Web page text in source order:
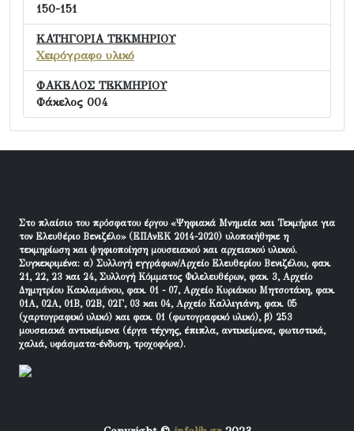
150-151
ΚΑΤΗΓΟΡΙΑ ΤΕΚΜΗΡΙΟΥ
Χειρόγραφο υλικό
ΦΑΚΕΛΟΣ ΤΕΚΜΗΡΙΟΥ
Φάκελος 004
Στο πλαίσιο του πρόσφατου έργου «Ψηφιακά Μνημεία και Τεκμήρια για
τον Ελευθέριο Βενιζέλο» (ΕΠΑνΕΚ 2014-2020) υλοποιήθηκε η
τεκμηρίωση και ψηφιοποίηση μουσειακού και αρχειακού υλικού.
Συγκεκριμένα: α) Συλλογή εγγράφων/Αρχείο Ελευθερίου Βενιζέλου, φακ.
21, 22, 23 και 24, Συλλογή Κόμματος Φιλελευθέρων, φακ. 3, Αρχείο
Δημητρίου Κακλαμάνου, φακ. 01 - 07, Αρχείο Κυριάκου Μητσοτάκη, φακ.
01Α, 02Α, 01Β, 02Β, 02Γ, 03 και 04, Αρχείο Καλλιγιάνη, φακ. 05
(χαρτογραφικό υλικό) και φακ. 01 (φωτογραφικό υλικό), β) 253
μουσειακά αντικείμενα (έργα τέχνης, έπιπλα, αντικείμενα, φωτιστικά,
χαλιά, υφάσματα-ένδυση, τροχοφόρα).